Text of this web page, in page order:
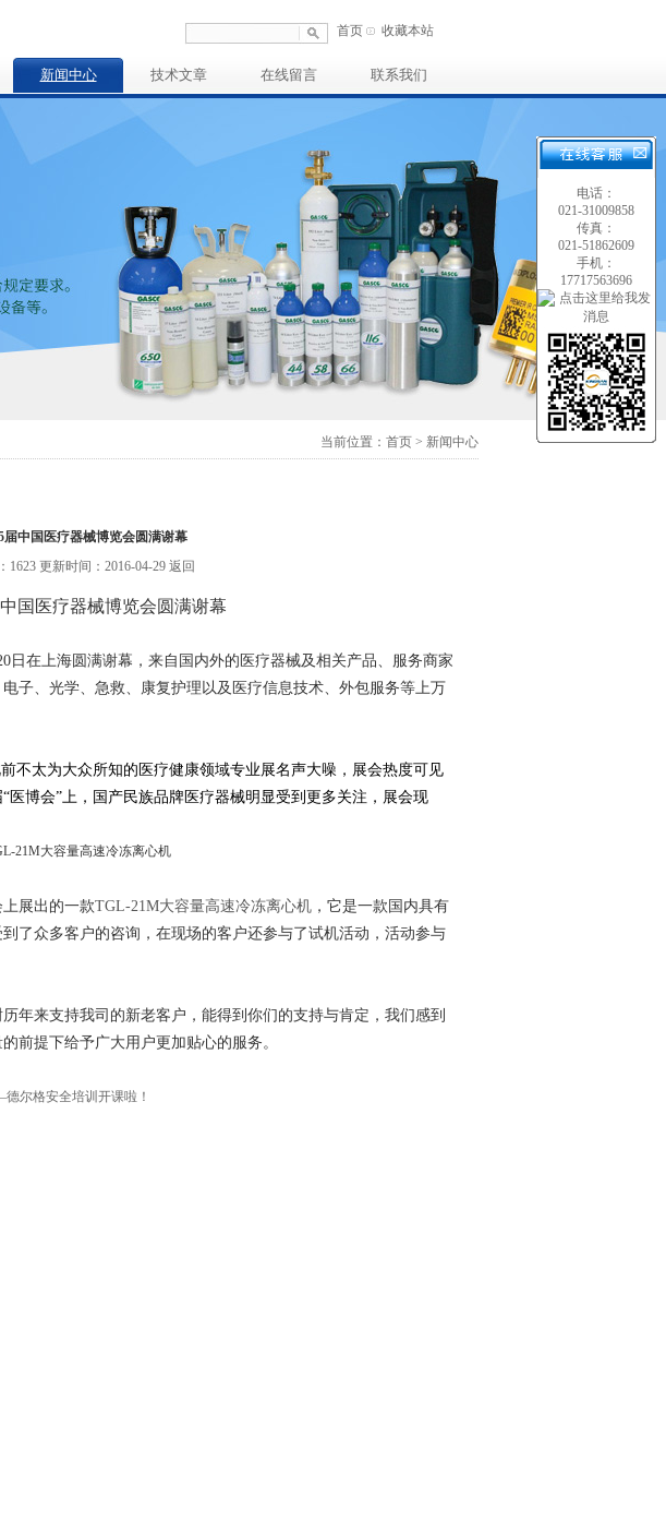
首页 收藏本站
新闻中心 技术文章 在线留言 联系我们
当前位置：首页 > 新闻中心
届中国医疗器械博览会圆满谢幕
1623 更新时间：2016-04-29 返回
中国医疗器械博览会圆满谢幕
日在上海圆满谢幕，来自国内外的医疗器械及相关产品、服务商家
子、光学、急救、康复护理以及医疗信息技术、外包服务等上万
不太为大众所知的医疗健康领域专业展名声大噪，展会热度可见
博会”上，国产民族品牌医疗器械明显受到更多关注，展会现
展出的一款TGL-21M大容量高速冷冻离心机 ，它是一款国内具有
了众多客户的咨询，在现场的客户还参与了试机活动，活动参与
年来支持我司的新老客户，能得到你们的支持与肯定，我们感到
前提下给予广大用户更加贴心的服务。
尔格安全培训开课啦！
电话：
021-31009858
传真：
021-51862609
手机：
17717563696